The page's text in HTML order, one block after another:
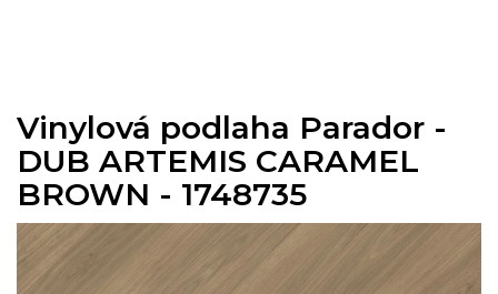
Vinylová podlaha Parador -
DUB ARTEMIS CARAMEL
BROWN - 1748735